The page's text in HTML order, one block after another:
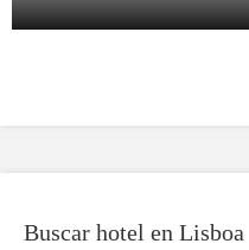
Buscar hotel en Lisboa